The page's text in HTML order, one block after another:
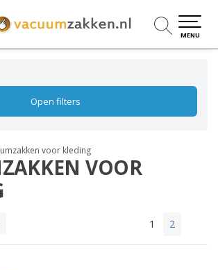
MENU
Open filters
voor kleding
VOOR
1 2